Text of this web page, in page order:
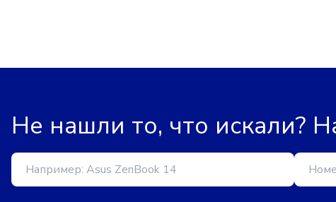
Не нашли то, что искали?